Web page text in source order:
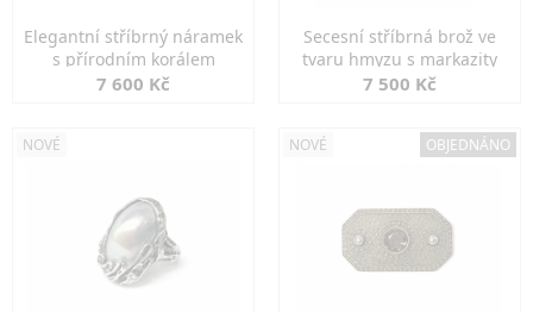
Elegantní stříbrný náramek
s přírodním korálem
7 600 Kč
Secesní stříbrná brož ve
tvaru hmyzu s markazity
7 500 Kč
NOVÉ NOVÉ OBJEDNÁNO